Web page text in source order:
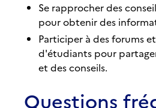
Se rapprocher des
pour obtenir des
Participer à des forums
d'étudiants pour
et des conseils.
Questions